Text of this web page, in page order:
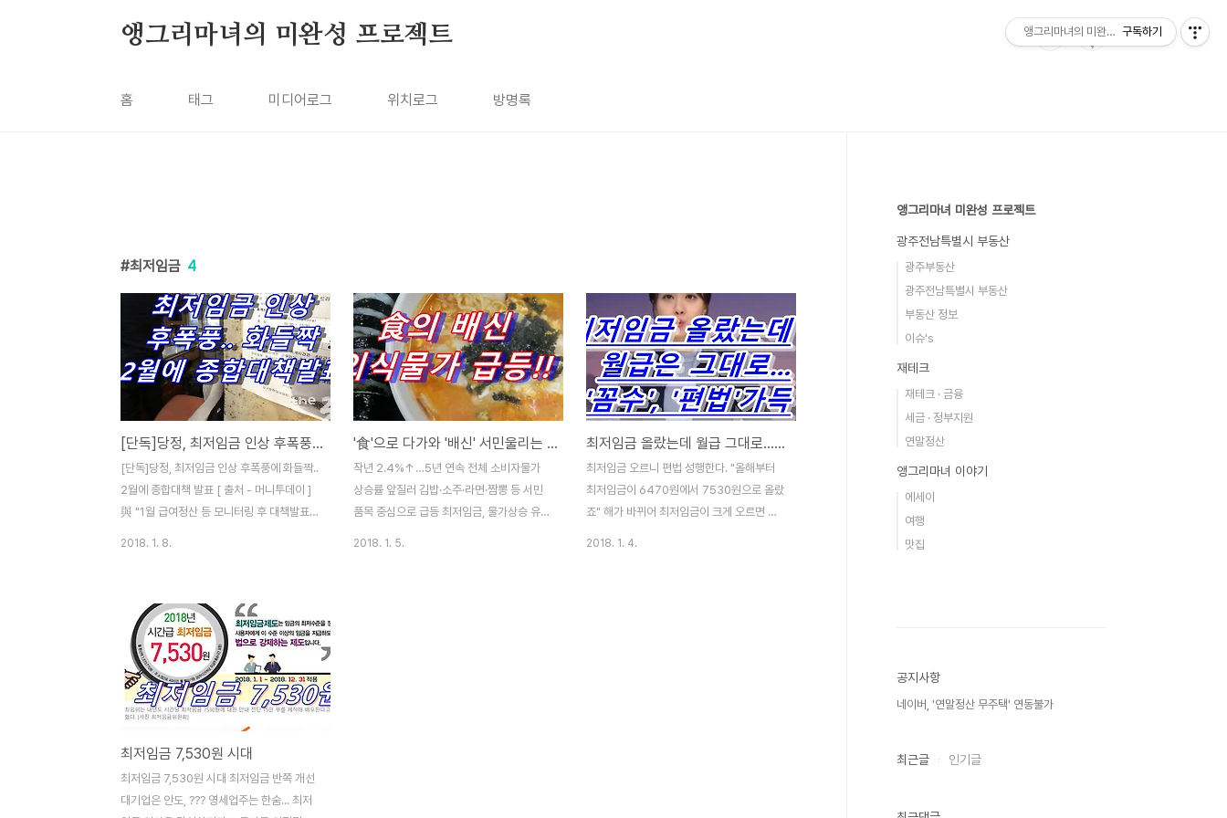
앵그리마녀의 미완성 프로젝트
홈 태그 미디어로그 위치로그 방명록
최저임금 4
[단독]당정, 최저임금 인상 후폭풍에 화들짝.. 2월에 종합대책 발표
[단독]당정, 최저임금 인상 후폭풍에 화들짝..
2월에 종합대책 발표 [ 출처 - 머니투데이 ]
與 "1월 급여정산 등 모니터링 후 대책발표",
응하는 종합대책을 내놓는다. 인상 첫 달인 1
월 최저임금 지급 현황과 급여지출 내역 등을
살펴본 후 2월 중순쯤 대책을 발표할 계획이
다. 사상 최대폭으로 오른 최저임금 탓에 어
려움을 겪고 있는 소상공인 구제책은 물론,
임대료 안정을 비롯해 자영업자 지원책이 망
라된다. 여권 고위관계자는 "당정이 최저임금
인상에 따른 여러 문제를 모니터링하고 있
다"며 "인건비 부담이 커졌다는 지적이 많은
2018. 1. 8.
'食'으로 다가와 '배신' 서민울리는 외식물가 지옥각
작년 2.4%↑…5년 연속 전체 소비자물가
상승률 앞질러 김밥·소주·라면·짬뽕 등 서민
품목 중심으로 급등 최저임금, 물가상승 유
2018. 1. 5.
최저임금 올랐는데 월급 그대로…수당·근무 단축 '꼼수''편법'
최저임금 오르니 편법 성행한다. "올해부터
최저임금이 6470원에서 7530원으로 올랐
죠" 해가 바뀌어 최저임금이 크게 오르면 일
2018. 1. 4.
최저임금 7,530원 시대
최저임금 7,530원 시대 최저임금 반쪽 개선
대기업은 안도, ??? 영세업주는 한숨... 최저
앵그리마녀 미완성 프로젝트
광주전남특별시 부동산
광주부동산
광주전남특별시 부동산
부동산 정보
이슈's
재테크
재테크 · 금융
세금 · 정부지원
연말정산
앵그리마녀 이야기
에세이
여행
맛집
공지사항
네이버, '연말정산 무주택' 연동불가
최근글 인기글
앵그리마녀의 미완성 프로젝트
구독하기